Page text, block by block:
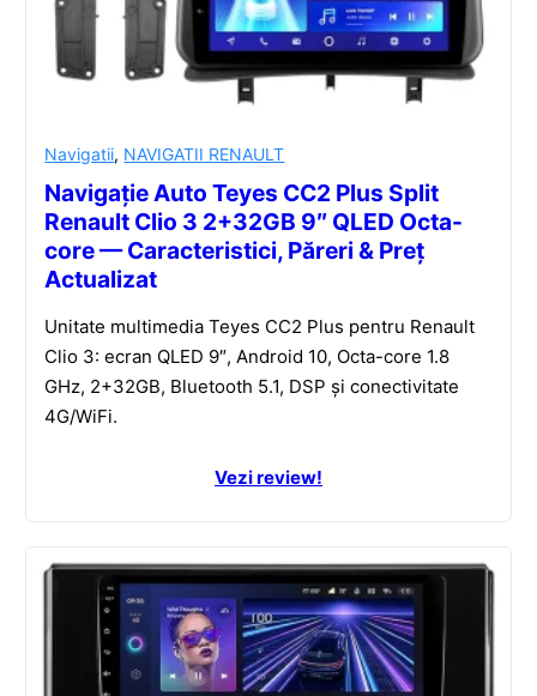
Navigatii, NAVIGATII RENAULT
Navigație Auto Teyes CC2 Plus Split
Renault Clio 3 2+32GB 9″ QLED Octa-
core — Caracteristici, Păreri & Preț
Actualizat
Unitate multimedia Teyes CC2 Plus pentru Renault
Clio 3: ecran QLED 9″, Android 10, Octa-core 1.8
GHz, 2+32GB, Bluetooth 5.1, DSP și conectivitate
4G/WiFi.
Vezi review!